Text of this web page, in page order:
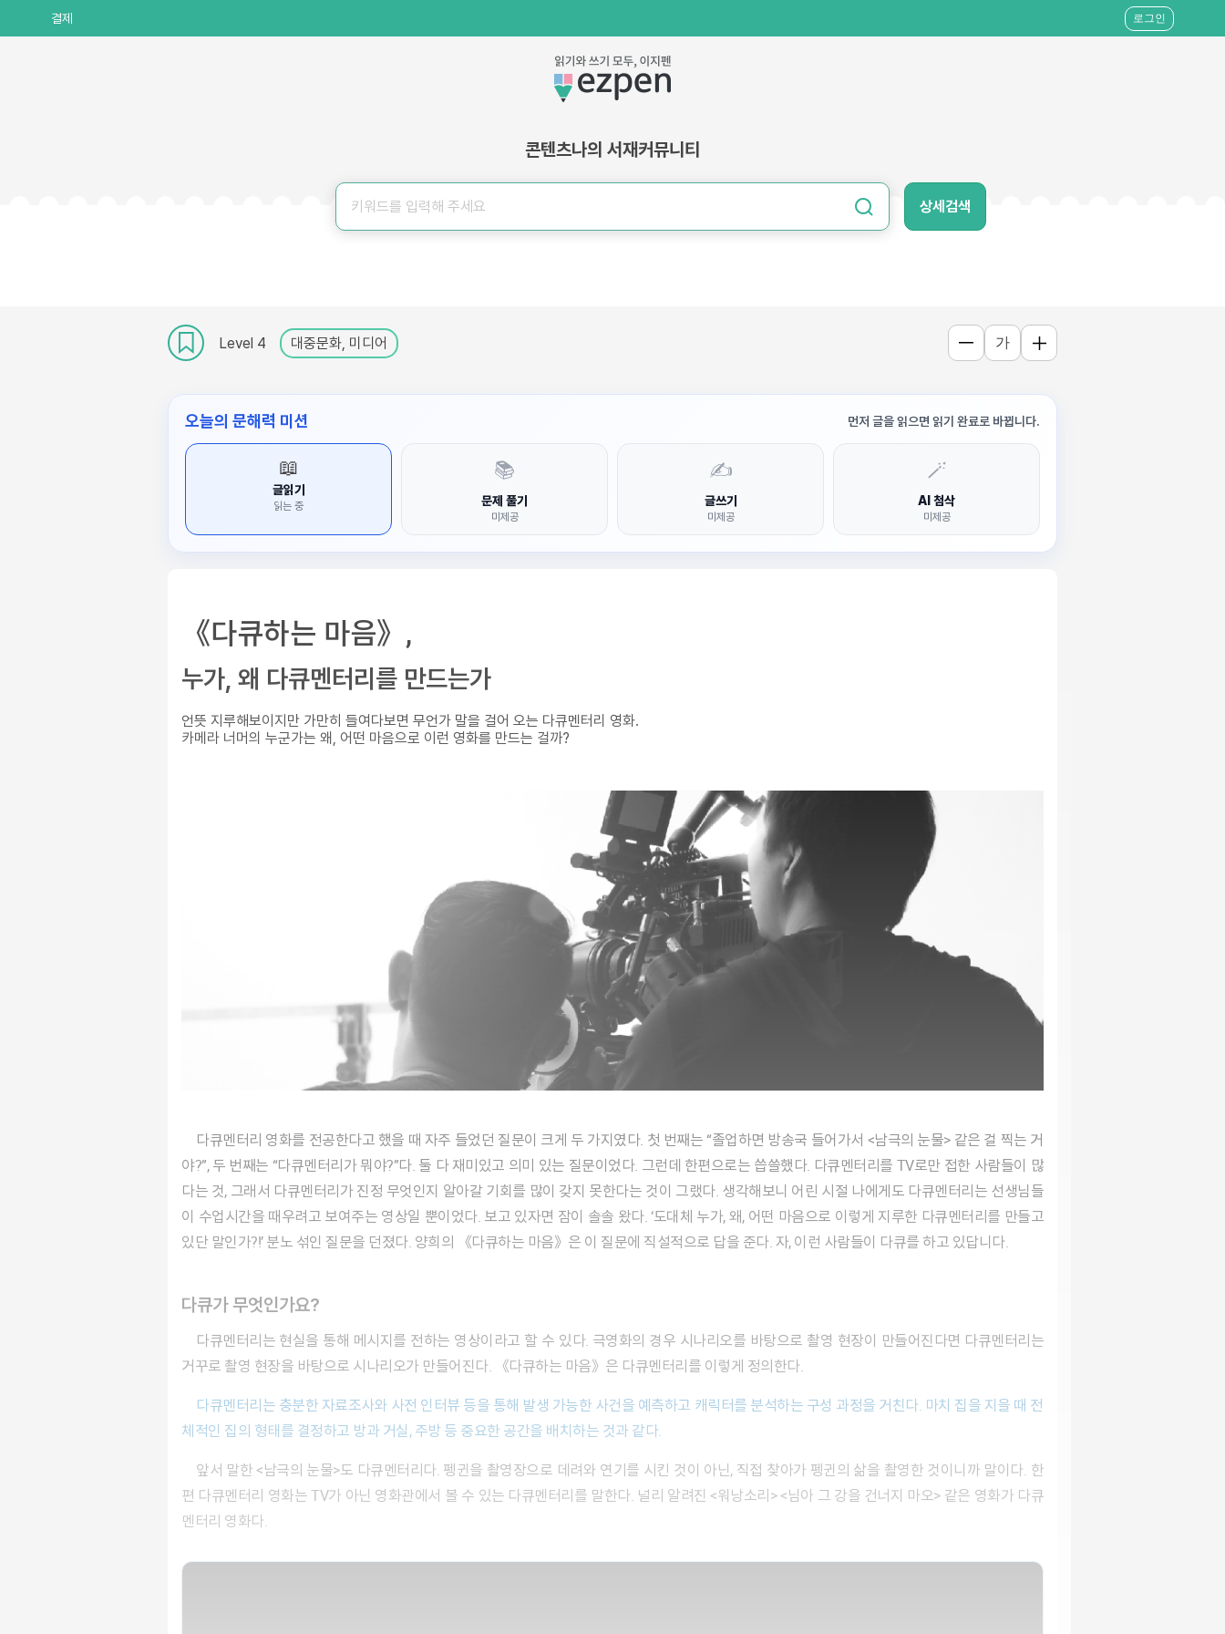
결제 로그인
콘텐츠나의 서재커뮤니티
상세검색
Level 4 대중문화, 미디어 가
오늘의 문해력 미션 먼저 글을 읽으면 읽기 완료로 바뀝니다.
📖
글읽기
읽는 중
📚
문제 풀기
미제공
✍️
글쓰기
미제공
🪄
AI 첨삭
미제공
《다큐하는 마음》,
누가, 왜 다큐멘터리를 만드는가
언뜻 지루해보이지만 가만히 들여다보면 무언가 말을 걸어 오는 다큐멘터리 영화.
카메라 너머의 누군가는 왜, 어떤 마음으로 이런 영화를 만드는 걸까?
다큐멘터리 영화를 전공한다고 했을 때 자주 들었던 질문이 크게 두 가지였다. 첫 번째는 “졸업하면 방송국 들어가서 <남극의 눈물> 같은 걸 찍는 거
야?”, 두 번째는 “다큐멘터리가 뭐야?”다. 둘 다 재미있고 의미 있는 질문이었다. 그런데 한편으로는 씁쓸했다. 다큐멘터리를 TV로만 접한 사람들이 많
다는 것, 그래서 다큐멘터리가 진정 무엇인지 알아갈 기회를 많이 갖지 못한다는 것이 그랬다. 생각해보니 어린 시절 나에게도 다큐멘터리는 선생님들
이 수업시간을 때우려고 보여주는 영상일 뿐이었다. 보고 있자면 잠이 솔솔 왔다. ‘도대체 누가, 왜, 어떤 마음으로 이렇게 지루한 다큐멘터리를 만들고
있단 말인가?!’ 분노 섞인 질문을 던졌다. 양희의 《다큐하는 마음》은 이 질문에 직설적으로 답을 준다. 자, 이런 사람들이 다큐를 하고 있답니다.
다큐가 무엇인가요?
다큐멘터리는 현실을 통해 메시지를 전하는 영상이라고 할 수 있다. 극영화의 경우 시나리오를 바탕으로 촬영 현장이 만들어진다면 다큐멘터리는
거꾸로 촬영 현장을 바탕으로 시나리오가 만들어진다. 《다큐하는 마음》은 다큐멘터리를 이렇게 정의한다.
다큐멘터리는 충분한 자료조사와 사전 인터뷰 등을 통해 발생 가능한 사건을 예측하고 캐릭터를 분석하는 구성 과정을 거친다. 마치 집을 지을 때 전
체적인 집의 형태를 결정하고 방과 거실, 주방 등 중요한 공간을 배치하는 것과 같다.
앞서 말한 <남극의 눈물>도 다큐멘터리다. 펭귄을 촬영장으로 데려와 연기를 시킨 것이 아닌, 직접 찾아가 펭귄의 삶을 촬영한 것이니까 말이다. 한
편 다큐멘터리 영화는 TV가 아닌 영화관에서 볼 수 있는 다큐멘터리를 말한다. 널리 알려진 <워낭소리> <님아 그 강을 건너지 마오> 같은 영화가 다큐
멘터리 영화다.